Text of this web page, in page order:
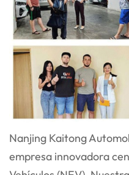
Nanjing Kaitong
empresa innovadora